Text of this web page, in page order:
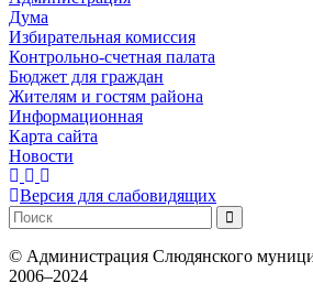
Дума
Избирательная комиссия
Контрольно-счетная палата
Бюджет для граждан
Жителям и гостям района
Информационная
Карта сайта
Новости
Версия для слабовидящих
© Администрация Слюдянского
2006–2024